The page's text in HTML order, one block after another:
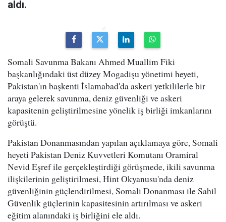
aldı.
Somali Savunma Bakanı Ahmed Muallim Fiki
başkanlığındaki üst düzey Mogadişu yönetimi heyeti,
Pakistan'ın başkenti İslamabad'da askeri yetkililerle bir
araya gelerek savunma, deniz güvenliği ve askeri
kapasitenin geliştirilmesine yönelik iş birliği imkanlarını
görüştü.
Pakistan Donanmasından yapılan açıklamaya göre, Somali
heyeti Pakistan Deniz Kuvvetleri Komutanı Oramiral
Nevid Eşref ile gerçekleştirdiği görüşmede, ikili savunma
ilişkilerinin geliştirilmesi, Hint Okyanusu'nda deniz
güvenliğinin güçlendirilmesi, Somali Donanması ile Sahil
Güvenlik güçlerinin kapasitesinin artırılması ve askeri
eğitim alanındaki iş birliğini ele aldı.